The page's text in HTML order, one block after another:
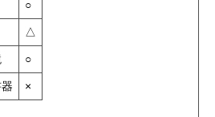
○
△
○
×